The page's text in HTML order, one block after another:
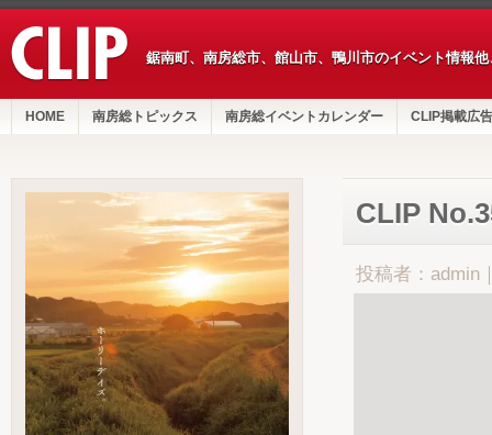
鋸南町、南房総市、館山市、鴨川市のイベント情報
HOME 南房総トピックス 南房総イベントカレンダー CLIP掲載広告
CLIP
投稿者：admin